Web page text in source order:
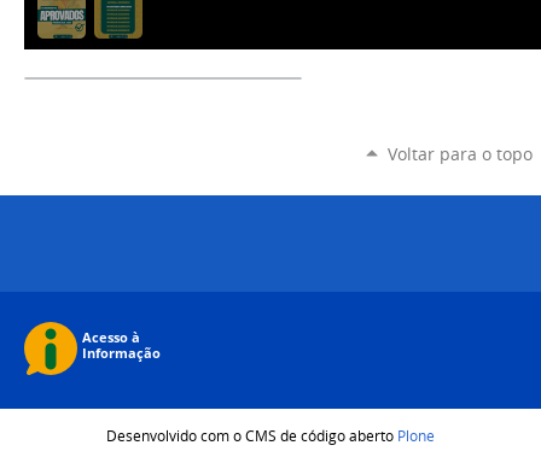
Voltar para o topo
Desenvolvido com o CMS de código aberto Plone